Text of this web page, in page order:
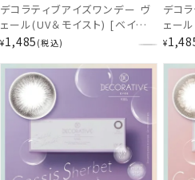
デコラティブアイズワンデー ヴ
ェール(UV＆モイスト) [ベイビ
ーメープル][10枚入] SE44496
¥1,485 税込
デコ
ェー
ンド
¥